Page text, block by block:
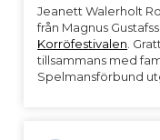
Jeanett Walerholt
från Magnus
Korröfestivalen .
tillsammans med
Spelmansförbund